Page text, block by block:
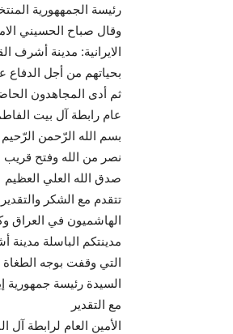
رئيسة الجمههورية
وقال صباح الحسيني
الايرانية: مدينة أشرف
بحياتهم من أجل الدفاع
ثم أدى المجاهدون
عام رابطة آل بيت
بسم الله الرّحمن الرّحيم
نصر من الله وفتح قريب
صدق الله العلي العظيم
تتقدم مع الشكر
مدينتكم الباسلة
التي وقفت بوجه
السيدة رئيسة جمهورية
مع التقدير
الأمين العام لرابطة آل